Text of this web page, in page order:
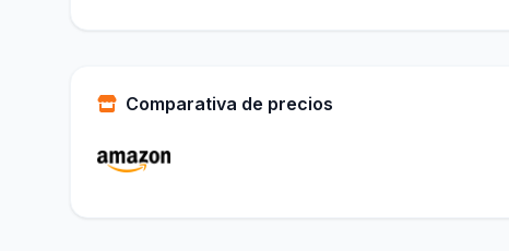
Comparativa de precios